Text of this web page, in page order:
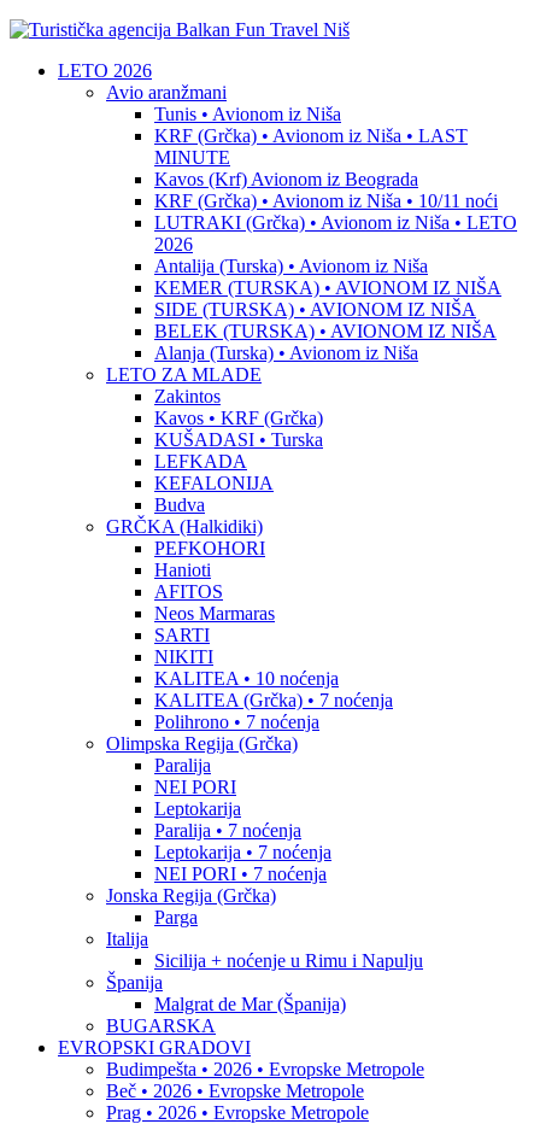
LETO 2026
Avio aranžmani
Tunis • Avionom iz Niša
KRF (Grčka) • Avionom iz Niša • LAST
MINUTE
Kavos (Krf) Avionom iz Beograda
KRF (Grčka) • Avionom iz Niša • 10/11 noći
LUTRAKI (Grčka) • Avionom iz Niša • LETO
2026
Antalija (Turska) • Avionom iz Niša
KEMER (TURSKA) • AVIONOM IZ NIŠA
SIDE (TURSKA) • AVIONOM IZ NIŠA
BELEK (TURSKA) • AVIONOM IZ NIŠA
Alanja (Turska) • Avionom iz Niša
LETO ZA MLADE
Zakintos
Kavos • KRF (Grčka)
KUŠADASI • Turska
LEFKADA
KEFALONIJA
Budva
GRČKA (Halkidiki)
PEFKOHORI
Hanioti
AFITOS
Neos Marmaras
SARTI
NIKITI
KALITEA • 10 noćenja
KALITEA (Grčka) • 7 noćenja
Polihrono • 7 noćenja
Olimpska Regija (Grčka)
Paralija
NEI PORI
Leptokarija
Paralija • 7 noćenja
Leptokarija • 7 noćenja
NEI PORI • 7 noćenja
Jonska Regija (Grčka)
Parga
Italija
Sicilija + noćenje u Rimu i Napulju
Španija
Malgrat de Mar (Španija)
BUGARSKA
EVROPSKI GRADOVI
Budimpešta • 2026 • Evropske Metropole
Beč • 2026 • Evropske Metropole
Prag • 2026 • Evropske Metropole